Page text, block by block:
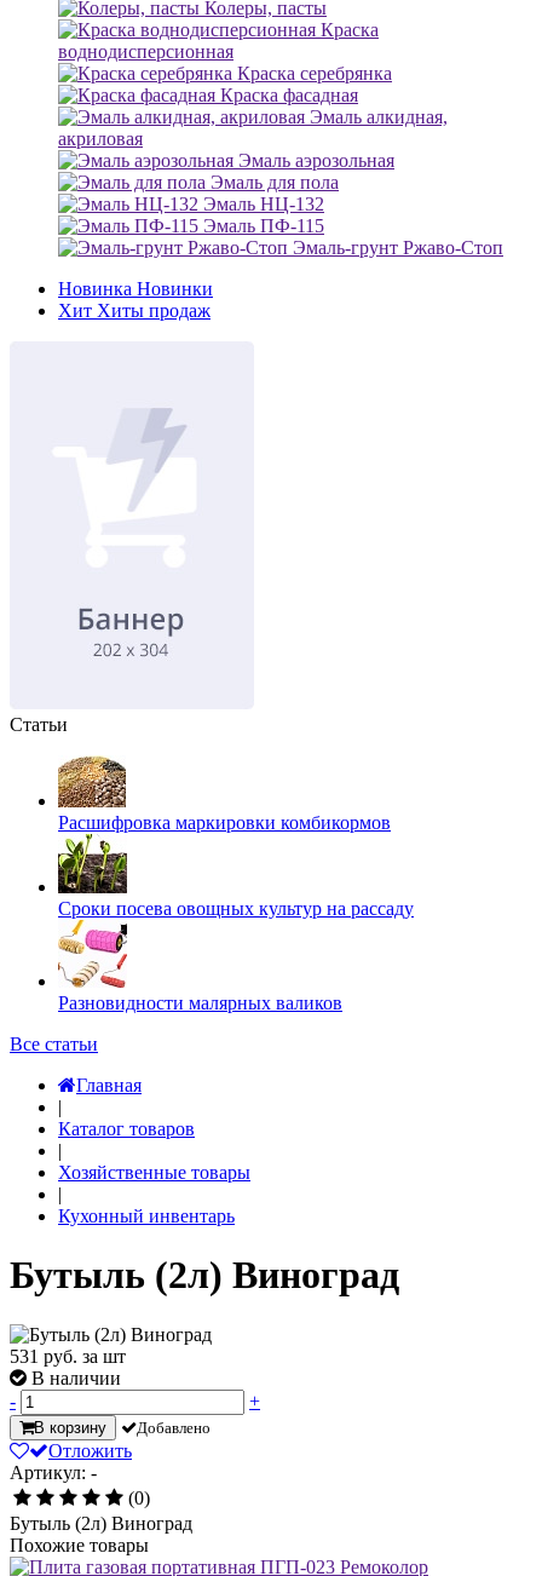
Колеры, пасты
Краска
воднодисперсионная
Краска серебрянка
Краска фасадная
Эмаль алкидная,
акриловая
Эмаль аэрозольная
Эмаль для пола
Эмаль НЦ-132
Эмаль ПФ-115
Эмаль-грунт Ржаво-Стоп
Новинка Новинки
Хит Хиты продаж
Статьи
Расшифровка маркировки комбикормов
Сроки посева овощных культур на рассаду
Разновидности малярных валиков
Все статьи
Главная
|
Каталог товаров
|
Хозяйственные товары
|
Кухонный инвентарь
Бутыль (2л) Виноград
531 руб. за шт
В наличии
-
+
В корзину Добавлено
Отложить
Артикул: -
(0)
Бутыль (2л) Виноград
Похожие товары